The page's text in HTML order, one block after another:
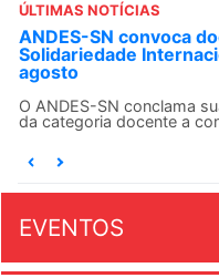
ÚLTIMAS NOTÍCIAS
ANDES-SN convoca
Solidariedade
agosto
O ANDES-SN conclama
da categoria docente a
EVENTOS